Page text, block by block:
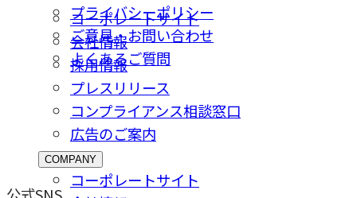
プライバシーポリシー
ご意⾒・お問い合わせ
よくあるご質問
コーポレートサイト
会社情報
採⽤情報
プレスリリース
コンプライアンス相談窓⼝
広告のご案内
COMPANY
コーポレートサイト